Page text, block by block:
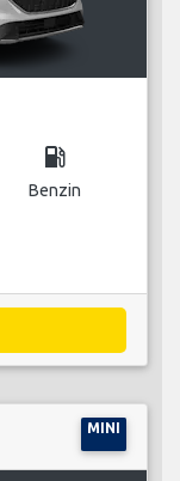
local_gas_station
Benzin
MINI